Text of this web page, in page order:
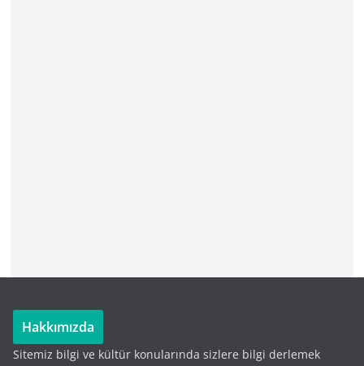
Hakkımızda
Sitemiz bilgi ve kültür konularında sizlere bilgi derlemek